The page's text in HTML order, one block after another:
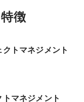
徴
クトマネジメント
トマネジメント